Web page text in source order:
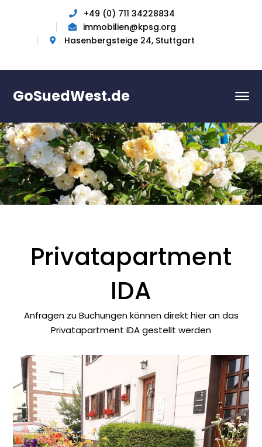
+49 (0) 711 34228834
immobilien@kpsg.org
Hasenbergsteige 24, Stuttgart
GoSuedWest.de
Privatapartment
IDA
Anfragen zu Buchungen können direkt hier an das
Privatapartment IDA gestellt werden